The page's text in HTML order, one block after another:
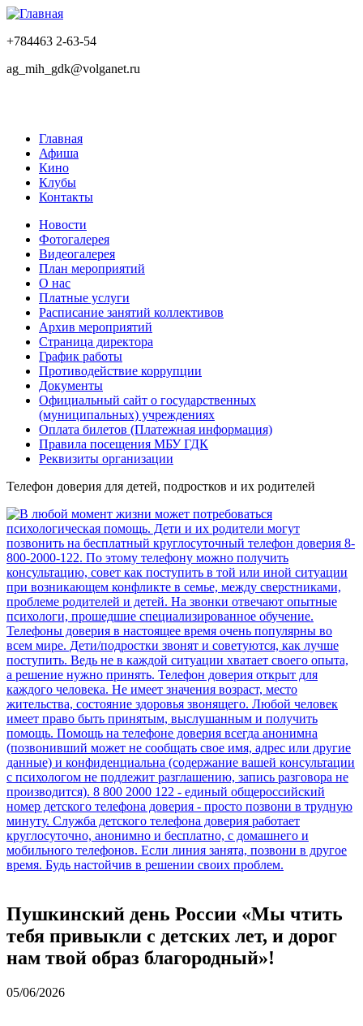
+784463 2-63-54
ag_mih_gdk@volganet.ru
Главная
Афиша
Кино
Клубы
Контакты
Новости
Фотогалерея
Видеогалерея
План мероприятий
О нас
Платные услуги
Расписание занятий коллективов
Архив мероприятий
Страница директора
График работы
Противодействие коррупции
Документы
Официальный сайт о государственных
(муниципальных) учреждениях
Оплата билетов (Платежная информация)
Правила посещения МБУ ГДК
Реквизиты организации
Телефон доверия для детей, подростков и их родителей
Пушкинский день России «Мы чтить
тебя привыкли с детских лет, и дорог
нам твой образ благородный»!
05/06/2026